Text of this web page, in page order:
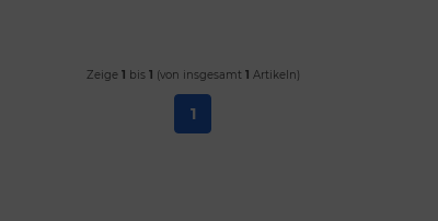
Zeige 1 bis 1 (von insgesamt 1 Artikeln)
1